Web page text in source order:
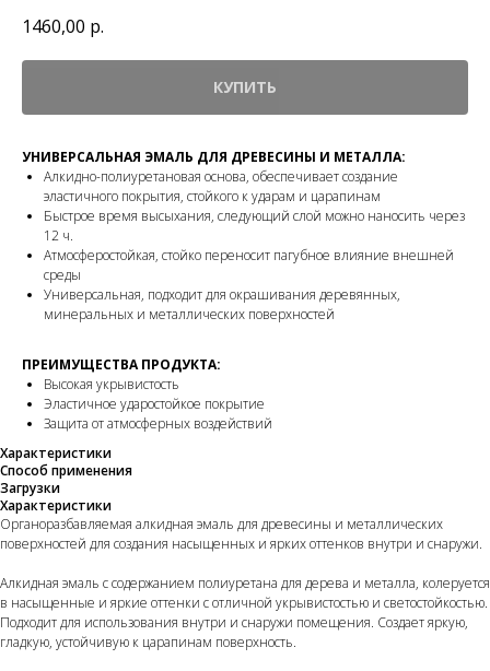
1460,00 р.
КУПИТЬ
УНИВЕРСАЛЬНАЯ ЭМАЛЬ ДЛЯ ДРЕВЕСИНЫ И МЕТАЛЛА:
Алкидно-полиуретановая основа, обеспечивает создание
эластичного покрытия, стойкого к ударам и царапинам
Быстрое время высыхания, следующий слой можно наносить через
12 ч.
Атмосферостойкая, стойко переносит пагубное влияние внешней
среды
Универсальная, подходит для окрашивания деревянных,
минеральных и металлических поверхностей
ПРЕИМУЩЕСТВА ПРОДУКТА:
Высокая укрывистость
Эластичное ударостойкое покрытие
Защита от атмосферных воздействий
Характеристики
Способ применения
Загрузки
Характеристики
Органоразбавляемая алкидная эмаль для древесины и металлических
поверхностей для создания насыщенных и ярких оттенков внутри и снаружи.
Алкидная эмаль с содержанием полиуретана для дерева и металла, колеруется
в насыщенные и яркие оттенки с отличной укрывистостью и светостойкостью.
Подходит для использования внутри и снаружи помещения. Создает яркую,
гладкую, устойчивую к царапинам поверхность.